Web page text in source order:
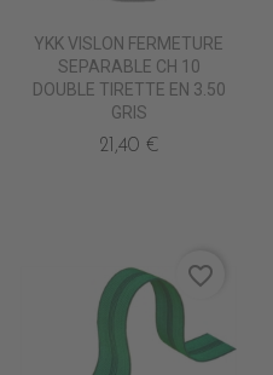
YKK VISLON FERMETURE
SEPARABLE CH 10
DOUBLE TIRETTE EN 3.50
GRIS
21,40 €
favorite_border